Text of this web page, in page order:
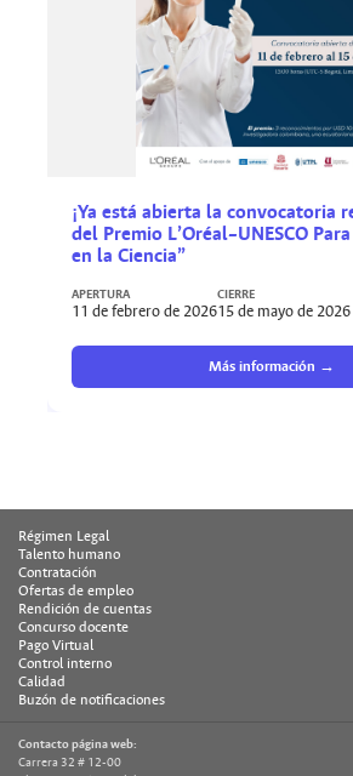
¡Ya está abierta la convocatoria
del Premio L’Oréal–UNESCO
en la Ciencia”
APERTURA
11 de febrero de 2026
CIERRE
15 de mayo de 2026
Más información →
Régimen Legal
Talento humano
Contratación
Ofertas de empleo
Rendición de cuentas
Concurso docente
Pago Virtual
Control interno
Calidad
Buzón de notificaciones
Contacto página web:
Carrera 32 # 12-00